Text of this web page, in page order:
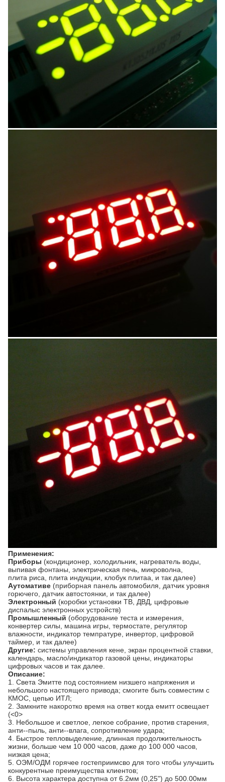
Применения:
Приборы (кондиционер, холодильник, нагреватель воды,
выпивая фонтаны, электрическая печь, микроволна,
плита риса, плита индукции, клобук плитаа, и так далее)
Аутомативе (приборная панель автомобиля, датчик уровня
горючего, датчик автостоянки, и так далее)
Электронный (коробки установки ТВ, ДВД, цифровые
диспалыс электронных устройств)
Промышленный (оборудование теста и измерения,
конвертер силы, машина игры, термостате, регулятор
влажности, индикатор темпратуре, инвертор, цифровой
таймер, и так далее)
Другие: системы управления кене, экран процентной ставки,
календарь, масло/индикатор газовой цены, индикаторы
цифровых часов и так далее.
Описание:
1. Света Эмитте под состоянием низшего напряжения и
небольшого настоящего привода; смогите быть совместим с
КМОС, цепью ИТЛ;
2. Замкните накоротко время на ответ когда емитт освещает
(<0>
3. Небольшое и светлое, легкое собрание, против старения,
анти--пыль, анти--влага, сопротивление удара;
4. Быстрое тепловыделение, длинная продолжительность
жизни, больше чем 10 000 часов, даже до 100 000 часов,
низкая цена;
5. ОЭМ/ОДМ горячее гостеприимсво для того чтобы улучшить
конкурентные преимущества клиентов;
6. Высота характера доступна от 6.2мм (0,25") до 500.00мм